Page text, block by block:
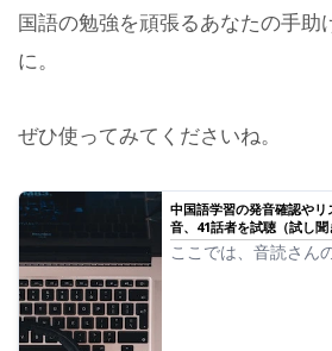
国語の勉強を頑張るあなたの手助
に。
ぜひ使ってみてくださいね。
中国語学習の発音確認や
音、41話者を試聴（試し
ここでは、音読さん